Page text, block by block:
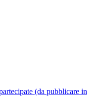
(da pubblicare in